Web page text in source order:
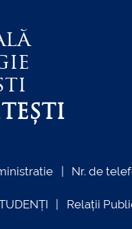
Nr. de
Relații